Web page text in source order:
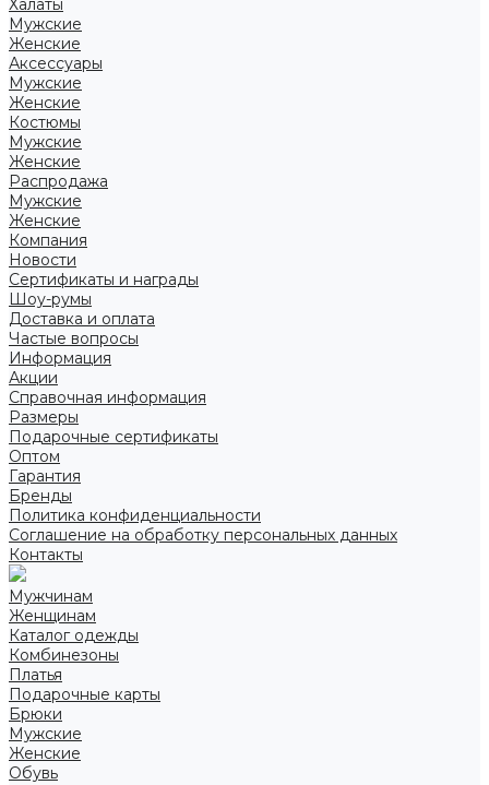
Халаты
Мужские
Женские
Аксессуары
Мужские
Женские
Костюмы
Мужские
Женские
Распродажа
Мужские
Женские
Компания
Новости
Сертификаты и награды
Шоу-румы
Доставка и оплата
Частые вопросы
Информация
Акции
Справочная информация
Размеры
Подарочные сертификаты
Оптом
Гарантия
Бренды
Политика конфиденциальности
Соглашение на обработку персональных данных
Контакты
Мужчинам
Женщинам
Каталог одежды
Комбинезоны
Платья
Подарочные карты
Брюки
Мужские
Женские
Обувь